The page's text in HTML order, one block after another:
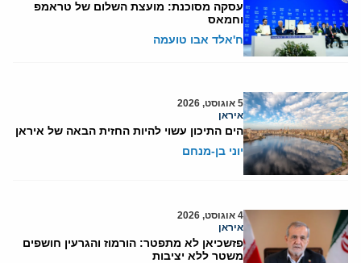
עסקה מסוכנת: מועצת השלום של טראמפ
וחמאס
ח'אלד אבו טועמה
5 אוגוסט, 2026
איראן
הים התיכון עשוי להיות החזית הבאה של איראן
יוני בן-מנחם
4 אוגוסט, 2026
איראן
פזשכיאן לא מתפטר: הורמוז והגרעין חושפים
משטר ללא יציבות